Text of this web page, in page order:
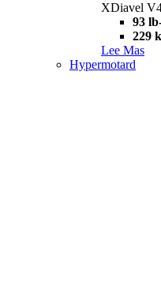
XDiavel
93
229
Lee Mas
Hypermotard